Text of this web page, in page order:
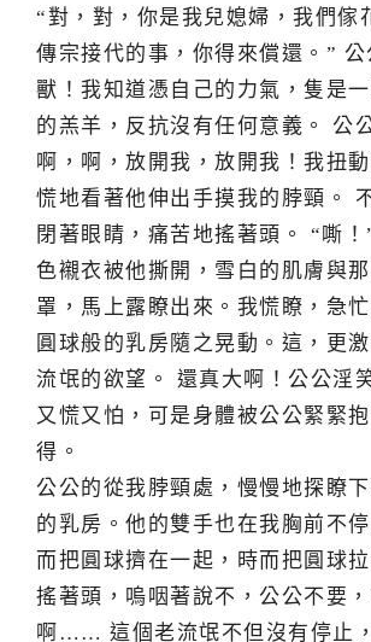
“對，對，你是我兒媳婦，我們傢
傳宗接代的事，你得來償還。”
獸！我知道憑自己的力氣，隻是
的羔羊，反抗沒有任何意義。 公
啊，啊，放開我，放開我！我扭
慌地看著他伸出手摸我的脖頸。
閉著眼睛，痛苦地搖著頭。 “嘶！
色襯衣被他撕開，雪白的肌膚與
罩，馬上露瞭出來。我慌瞭，急
圓球般的乳房隨之晃動。這，更
流氓的欲望。 還真大啊！公公淫
又慌又怕，可是身體被公公緊緊
得。
公公的從我脖頸處，慢慢地探瞭
的乳房。他的雙手也在我胸前不
而把圓球擠在一起，時而把圓球
搖著頭，嗚咽著說不，公公不要
啊…… 這個老流氓不但沒有停止